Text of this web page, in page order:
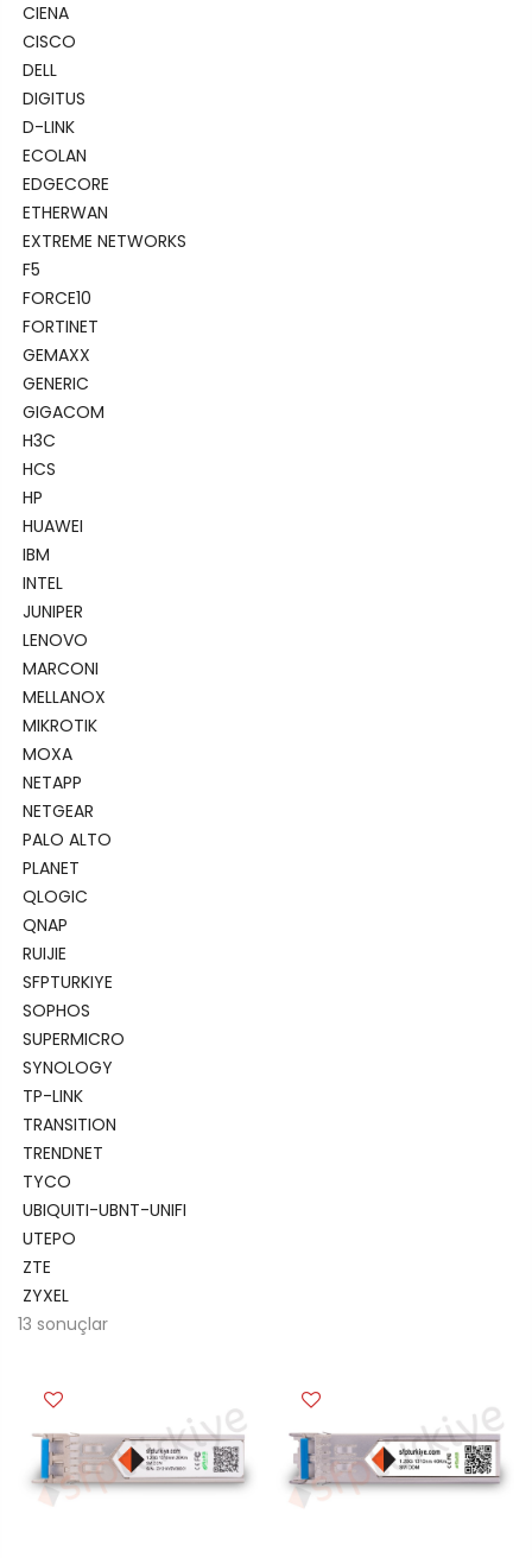
CIENA
CISCO
DELL
DIGITUS
D-LINK
ECOLAN
EDGECORE
ETHERWAN
EXTREME NETWORKS
F5
FORCE10
FORTINET
GEMAXX
GENERIC
GIGACOM
H3C
HCS
HP
HUAWEI
IBM
INTEL
JUNIPER
LENOVO
MARCONI
MELLANOX
MIKROTIK
MOXA
NETAPP
NETGEAR
PALO ALTO
PLANET
QLOGIC
QNAP
RUIJIE
SFPTURKIYE
SOPHOS
SUPERMICRO
SYNOLOGY
TP-LINK
TRANSITION
TRENDNET
TYCO
UBIQUITI-UBNT-UNIFI
UTEPO
ZTE
ZYXEL
13 sonuçlar